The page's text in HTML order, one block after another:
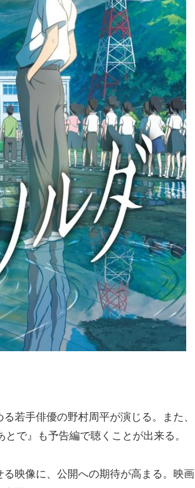
若手俳優の野村周平が演じる。また、
で』も予告編で聴くことが出来る。
映像に、公開への期待が高まる。映画